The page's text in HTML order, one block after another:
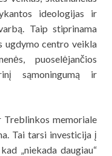
ideologijas ir
Taip stiprinama
ugdymo centro veikla
puoselėjančios
sąmoningumą ir
Treblinkos memoriale
Tai tarsi investicija į
„niekada daugiau“